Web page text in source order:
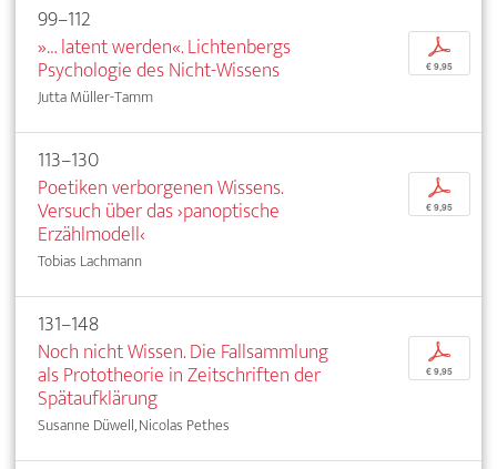
99–112
»… latent werden«. Lichtenbergs
Psychologie des Nicht-Wissens
Jutta Müller-Tamm
p
€ 9,95
113–130
Poetiken verborgenen Wissens.
Versuch über das ›panoptische
Erzählmodell‹
Tobias Lachmann
p
€ 9,95
131–148
Noch nicht Wissen. Die Fallsammlung
als Prototheorie in Zeitschriften der
Spätaufklärung
Susanne Düwell, Nicolas Pethes
p
€ 9,95